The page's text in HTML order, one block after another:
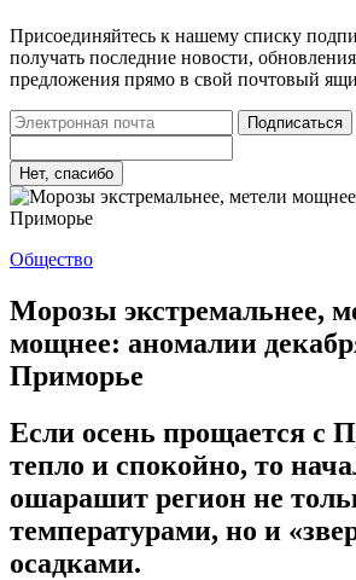
Присоединяйтесь к нашему списку
получать последние новости,
предложения прямо в свой почтовый
Подписаться
Нет, спасибо
Общество
Морозы экстремальнее,
мощнее: аномалии
Приморье
Если осень прощается с
тепло и спокойно, то
ошарашит регион не
температурами, но и
осадками.